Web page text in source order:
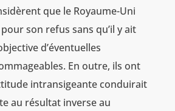
que le Royaume-Uni
son refus sans qu’il y ait
d’éventuelles
En outre, ils ont
intransigeante conduirait
au résultat inverse au